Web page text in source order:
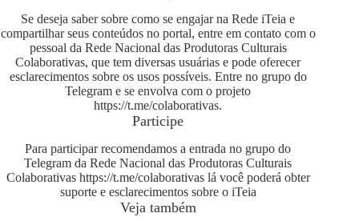
Se deseja saber sobre como se engajar na Rede iTeia e
compartilhar seus conteúdos no portal, entre em contato com o
pessoal da Rede Nacional das Produtoras Culturais
Colaborativas, que tem diversas usuárias e pode oferecer
esclarecimentos sobre os usos possíveis. Entre no grupo do
Telegram e se envolva com o projeto
https://t.me/colaborativas.
Participe
Para participar recomendamos a entrada no grupo do
Telegram da Rede Nacional das Produtoras Culturais
Colaborativas https://t.me/colaborativaslá você poderá obter
suporte e esclarecimentos sobre o iTeia
Veja também